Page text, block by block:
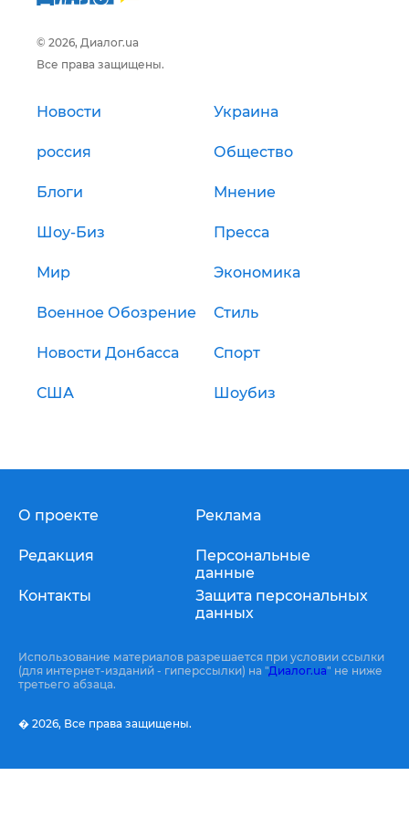
© 2026, Диалог.ua
Все права защищены.
Новости Украина
россия Общество
Блоги Мнение
Шоу-Биз Пресса
Мир Экономика
Военное Обозрение Стиль
Новости Донбасса Спорт
США Шоубиз
О проекте
Редакция
Контакты
Реклама
Персональные
данные
Защита персональных
данных
Использование материалов разрешается при условии ссылки
(для интернет-изданий - гиперссылки) на "Диалог.ua" не ниже
третьего абзаца.
� 2026, Все права защищены.